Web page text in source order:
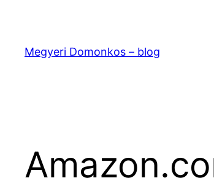
tartalomhoz
Megyeri Domonkos – blog